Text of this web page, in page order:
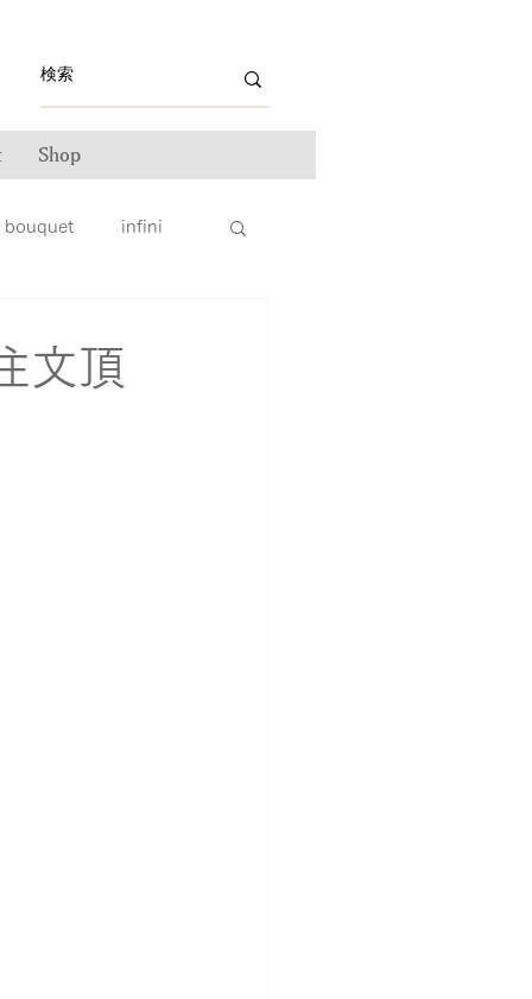
Shop
bouquet infini
文頂